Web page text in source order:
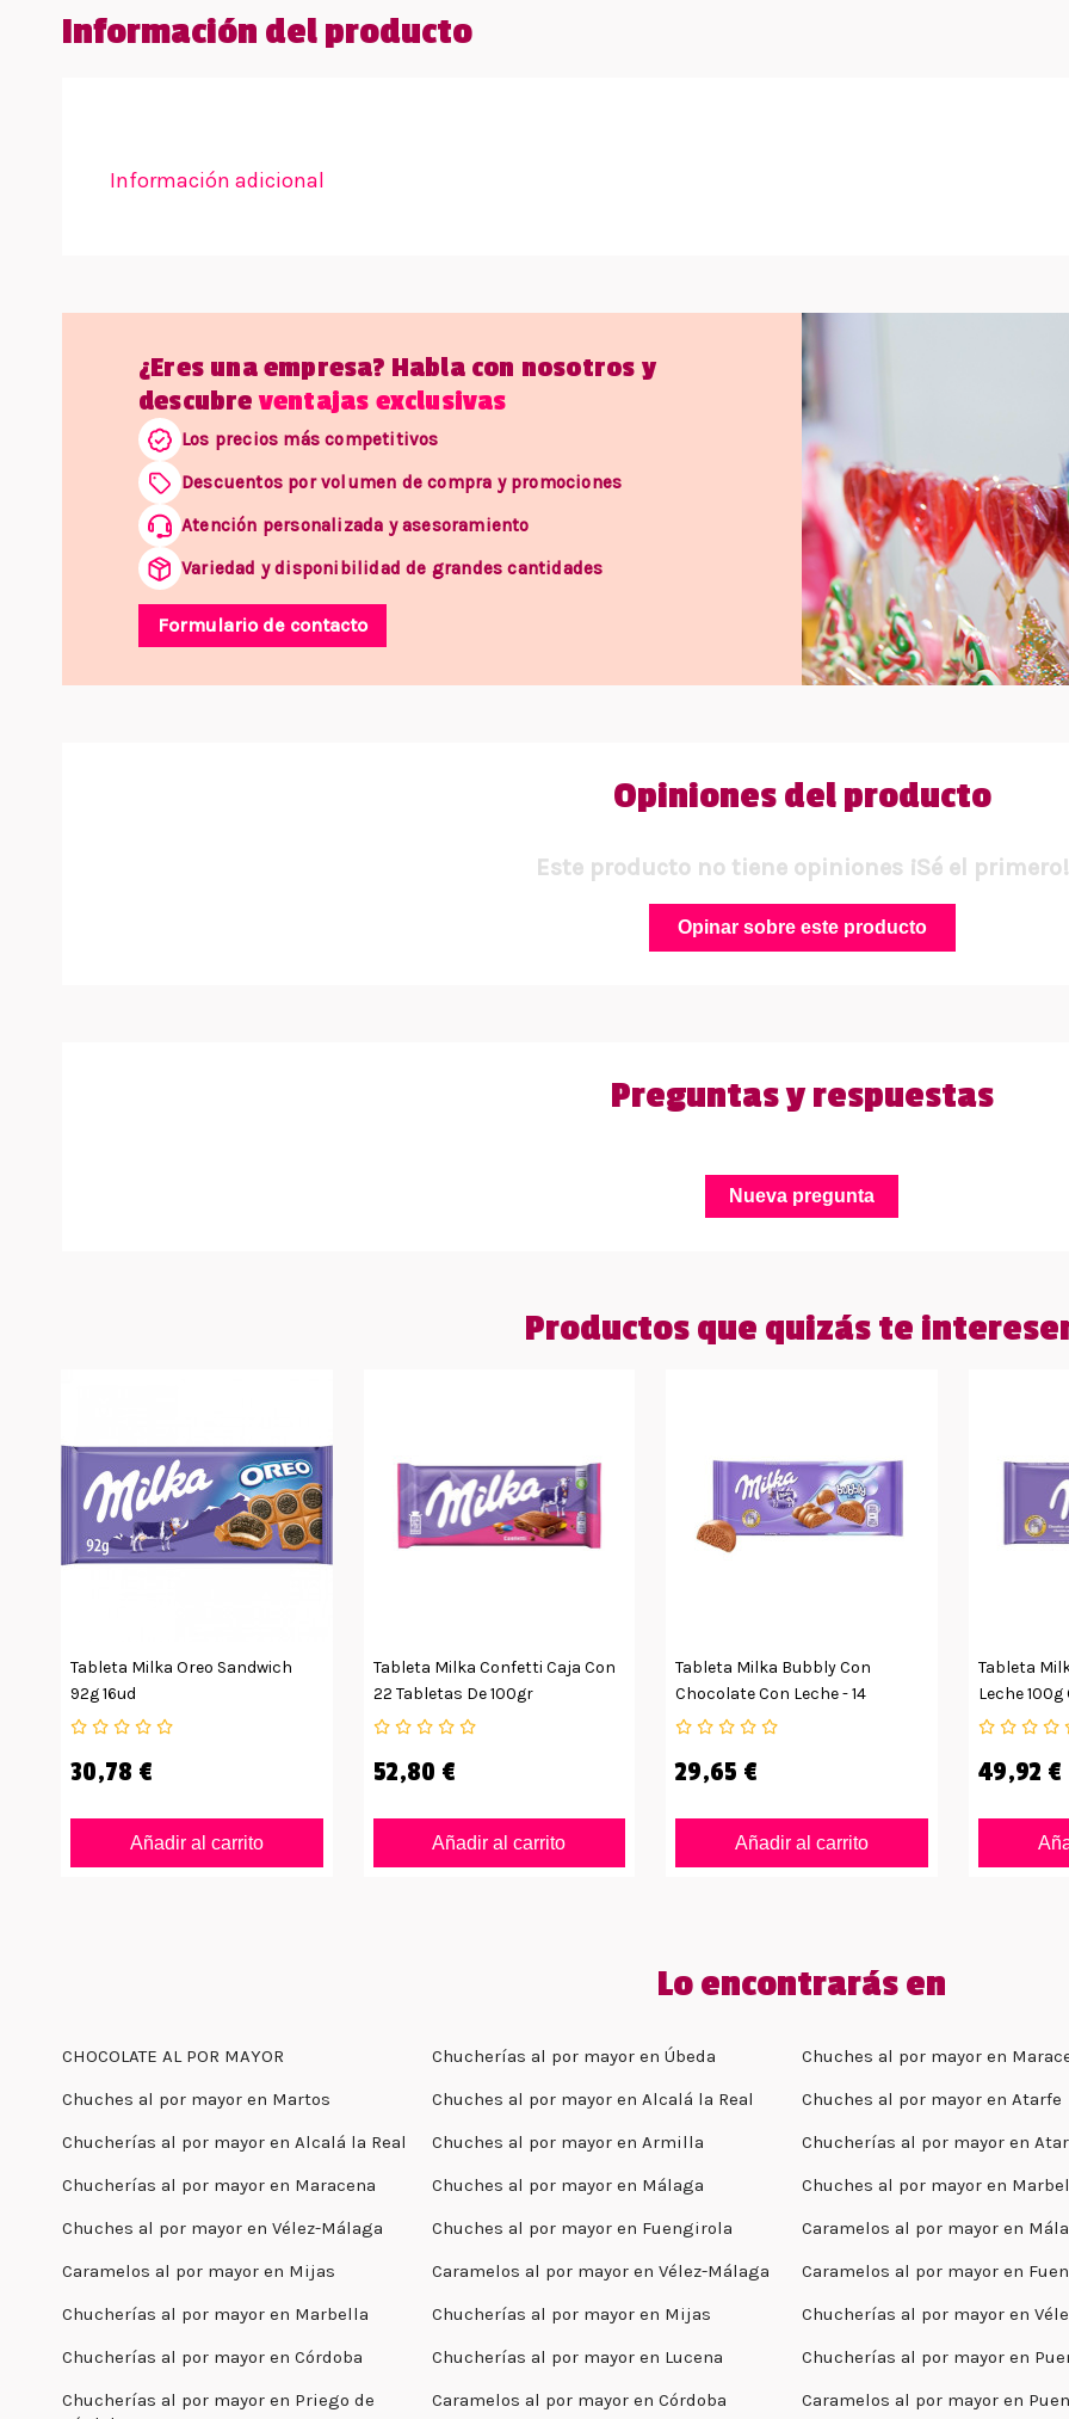
Información del producto
Información adicional
¿Eres una empresa? Habla con nosotros y
descubreventajas exclusivas
Los precios más competitivos
Descuentos por volumen de compra y promociones
Atención personalizada y asesoramiento
Variedad y disponibilidad de grandes cantidades
Formulario de contacto
Opiniones del producto
Este producto no tiene opiniones ¡Sé el primero!
Opinar sobre este producto
Preguntas y respuestas
Nueva pregunta
Productos que quizás te
Tableta Milka Oreo Sandwich
92g 16ud
30,78 €
Añadir al carrito
Tableta Milka Confetti Caja Con
22 Tabletas De 100gr
52,80 €
Añadir al carrito
Tableta Milka Bubbly Con
Chocolate Con Leche - 14
Unidades
29,65 €
Añadir al carrito
Tableta
Leche
49,92 €
Lo encontrarás en
CHOCOLATE AL POR MAYOR Chucherías al por mayor en Úbeda
Chuches al por mayor en
Chuches al por mayor en Martos
Chuches al por mayor en Alcalá la Real
Chuches al por mayor en Atarfe
Chucherías al por mayor en Alcalá la Real
Chuches al por mayor en Armilla
Chucherías al por mayor en
Chucherías al por mayor en Maracena
Chuches al por mayor en Málaga
Chuches al por mayor en
Chuches al por mayor en Vélez-Málaga
Chuches al por mayor en Fuengirola
Caramelos al por mayor en
Caramelos al por mayor en Mijas
Caramelos al por mayor en Vélez-Málaga
Caramelos al por mayor en
Chucherías al por mayor en Marbella
Chucherías al por mayor en Mijas
Chucherías al por mayor en
Chucherías al por mayor en Córdoba
Chucherías al por mayor en Lucena
Chucherías al por mayor en
Chucherías al por mayor en Priego de
Caramelos al por mayor en Córdoba Caramelos al por mayor en